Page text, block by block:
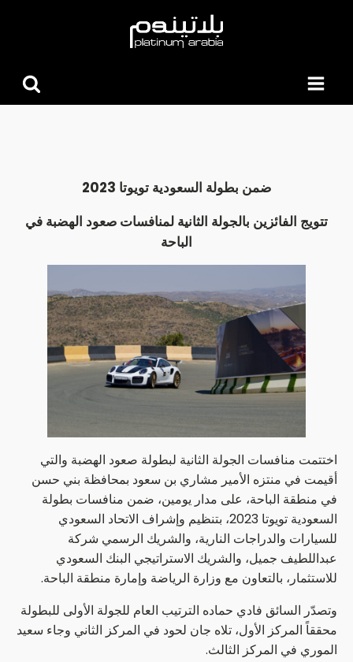
البحث
ضمن بطولة السعودية تويوتا 2023
تتويج الفائزين بالجولة الثانية لمنافسات صعود الهضبة في
الباحة
اختتمت منافسات الجولة الثانية لبطولة صعود الهضبة والتي
أقيمت في منتزه الأمير مشاري بن سعود بمحافظة بني حسن
في منطقة الباحة، على مدار يومين، ضمن منافسات بطولة
السعودية تويوتا 2023، بتنظيم وإشراف الاتحاد السعودي
للسيارات والدراجات النارية، والشريك الرسمي شركة
عبداللطيف جميل، والشريك الاستراتيجي البنك السعودي
للاستثمار، بالتعاون مع وزارة الرياضة وإمارة منطقة الباحة.
وتصدّر السائق فادي حماده الترتيب العام للجولة الأولى للبطولة
محققاً المركز الأول، تلاه جان لحود في المركز الثاني وجاء سعيد
الموري في المركز الثالث.